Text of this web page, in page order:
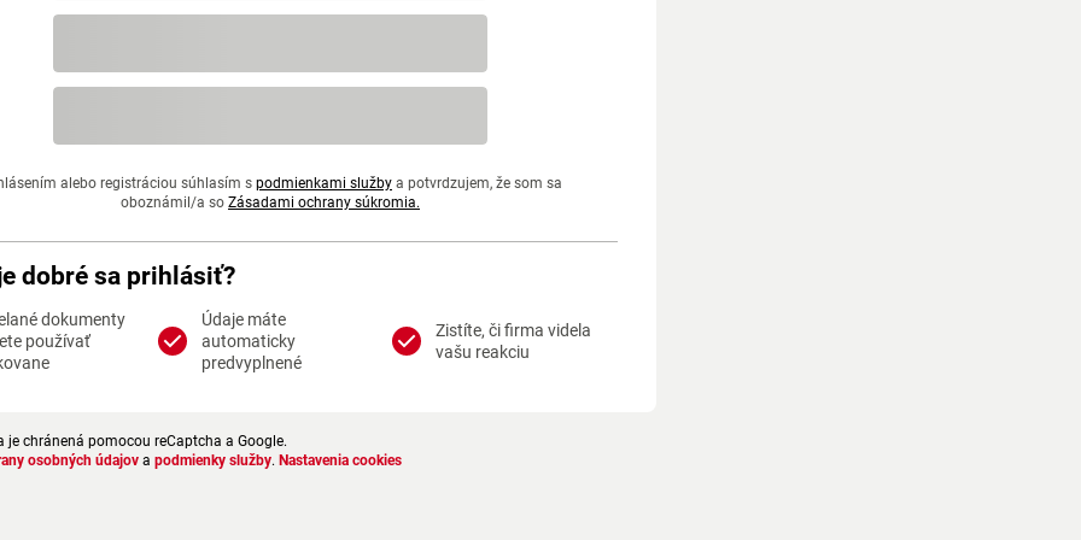
alebo registráciou súhlasím s podmienkami služby a potvrdzujem, že som sa
oboznámil/a so Zásadami ochrany súkromia.
dobré sa prihlásiť?
dokumenty
používať
Údaje máte
automaticky
predvyplnené
Zistíte, či firma videla
vašu reakciu
je chránená pomocou reCaptcha a Google.
osobných údajov a podmienky služby. Nastavenia cookies